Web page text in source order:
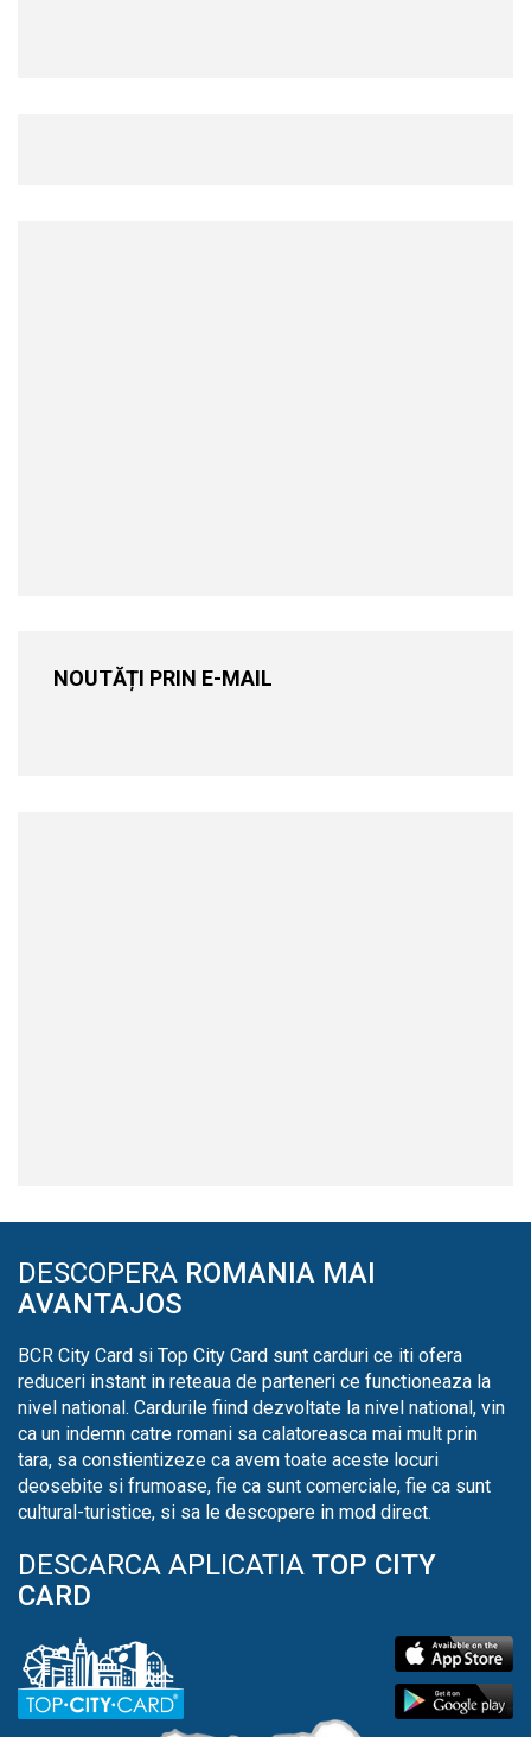
NOUTĂȚI PRIN E-MAIL
DESCOPERA ROMANIA MAI
AVANTAJOS
BCR City Card si Top City Card sunt carduri ce iti ofera
reduceri instant in reteaua de parteneri ce functioneaza la
nivel national. Cardurile fiind dezvoltate la nivel national, vin
ca un indemn catre romani sa calatoreasca mai mult prin
tara, sa constientizeze ca avem toate aceste locuri
deosebite si frumoase, fie ca sunt comerciale, fie ca sunt
cultural-turistice, si sa le descopere in mod direct.
DESCARCA APLICATIA TOP CITY
CARD